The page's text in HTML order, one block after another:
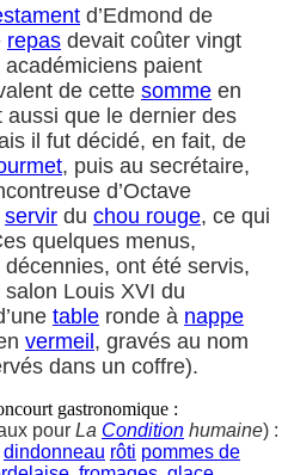
d’Edmond de
repas devait coûter vingt
paient
de cette somme en
que le dernier des
il fut décidé, en fait, de
, puis au secrétaire,
d’Octave
servir du chou rouge, ce qui
quelques menus,
ont été servis,
Louis XVI du
table ronde à nappe
vermeil , gravés au nom
dans un coffre).
gastronomique :
pour La Condition humaine) :
dindonneau rôti pommes de